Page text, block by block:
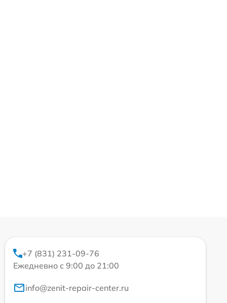
+7 (831) 231-09-76
Ежедневно с 9:00 до 21:00
info@zenit-repair-center.ru